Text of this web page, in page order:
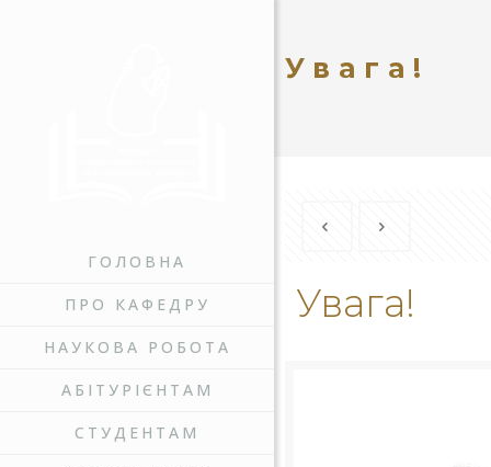
ГОЛОВНА
ПРО КАФЕДРУ
НАУКОВА РОБОТА
АБІТУРІЄНТАМ
СТУДЕНТАМ
Увага!
Увага!